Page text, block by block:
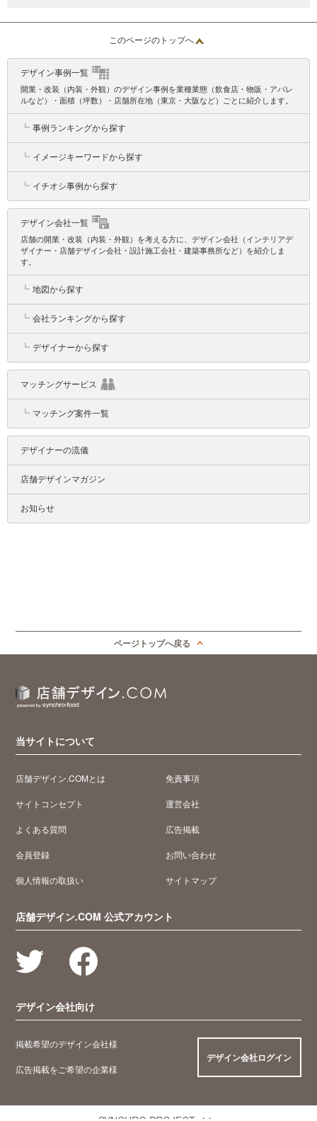
このページのトップへ
デザイン事例一覧
開業・改装（内装・外観）のデザイン事例を業種業態（飲食店・物販・アパレ
ルなど）・面積（坪数）・店舗所在地（東京・大阪など）ごとに紹介します。
┗ 事例ランキングから探す
┗ イメージキーワードから探す
┗ イチオシ事例から探す
デザイン会社一覧
店舗の開業・改装（内装・外観）を考える方に、デザイン会社（インテリアデ
ザイナー・店舗デザイン会社・設計施工会社・建築事務所など）を紹介しま
す。
┗ 地図から探す
┗ 会社ランキングから探す
┗ デザイナーから探す
マッチングサービス
┗ マッチング案件一覧
デザイナーの流儀
店舗デザインマガジン
お知らせ
ページトップへ戻る
当サイトについて
店舗デザイン.COMとは
サイトコンセプト
よくある質問
会員登録
個人情報の取扱い
免責事項
運営会社
広告掲載
お問い合わせ
サイトマップ
店舗デザイン.COM 公式アカウント
デザイン会社向け
掲載希望のデザイン会社様
広告掲載をご希望の企業様
デザイン会社ログイン